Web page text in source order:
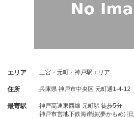
エリア 三宮・元町・神戸駅エリア
住所 兵庫県 神戸市中央区 元町通1-4-12
最寄駅
神戸高速東西線 元町駅 徒歩5分
神戸市営地下鉄海岸線(夢かもめ)